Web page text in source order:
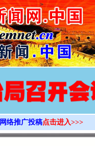
>
网络推广投稿点击进入>>>